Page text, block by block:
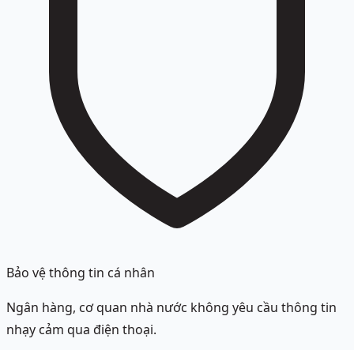
Bảo vệ thông tin cá nhân
Ngân hàng, cơ quan nhà nước không yêu cầu thông tin
nhạy cảm qua điện thoại.